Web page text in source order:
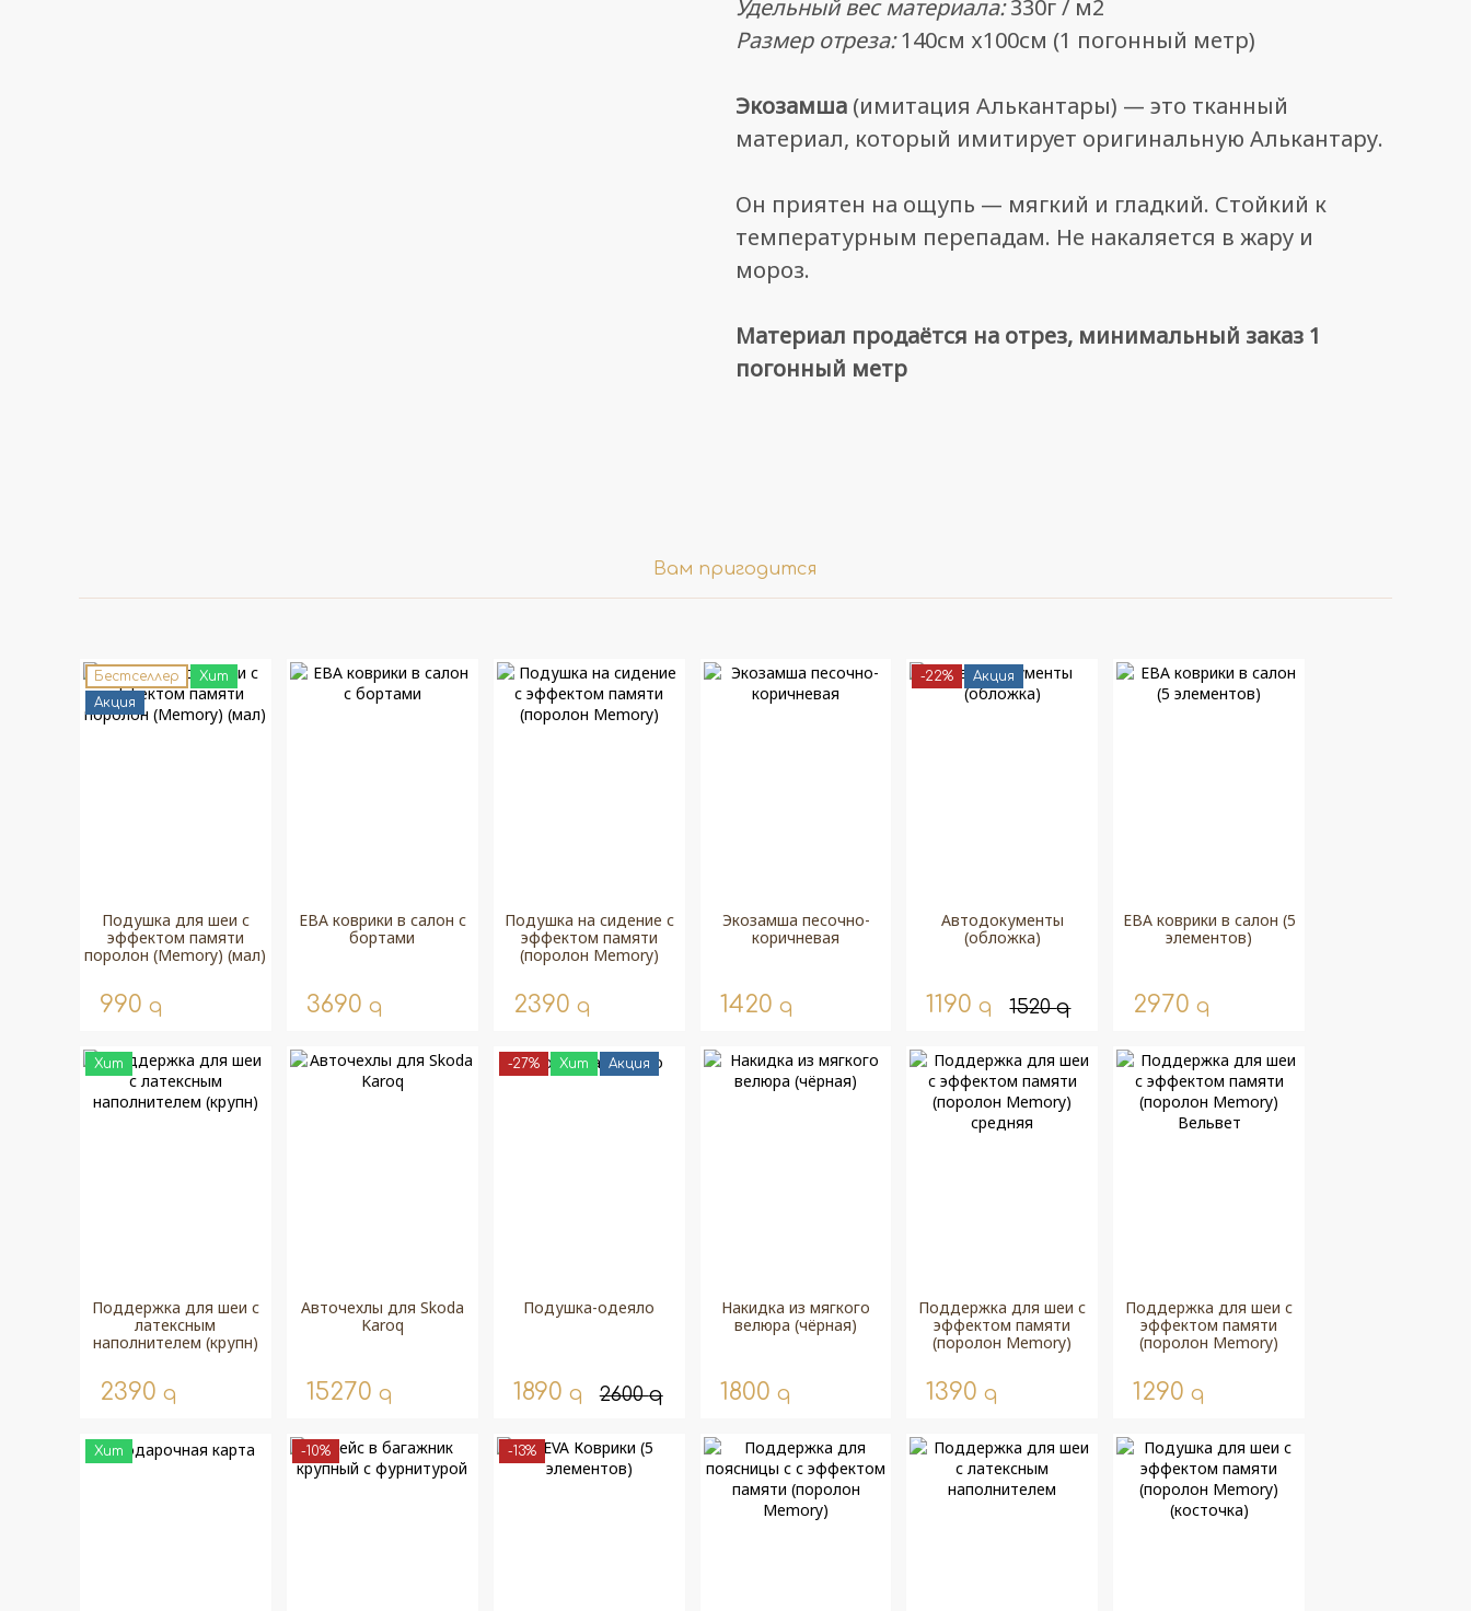
Удельный вес материала:330г / м2
Размер отреза:140см х100см (1 погонный метр)
Экозамша (имитация Алькантары) — это тканный
материал, который имитирует оригинальную Алькантару.
Он приятен на ощупь — мягкий и гладкий. Стойкий к
температурным перепадам. Не накаляется в жару и
мороз.
Материал продаётся на отрез, минимальный заказ 1
погонный метр
Вам пригодится
Бестселлер
Хит
Акция
Подушка для шеи с
эффектом памяти
поролон (Memory) (мал)
990q
ЕВА коврики в салон с
бортами
3690 q
Подушка на сидение с
эффектом памяти
(поролон Memory)
2390 q
Экозамша песочно-
коричневая
1420 q
-22% Акция
Автодокументы
(обложка)
1190q 1520q
ЕВА коврики в салон (5
элементов)
2970q
Хит
Поддержка для шеи с
латексным
наполнителем (крупн)
2390q
Авточехлы для Skoda
Karoq
15270 q
-27% Хит Акция
Подушка-одеяло
1890 q 2600q
Накидка из мягкого
велюра (чёрная)
1800 q
Поддержка для шеи с
эффектом памяти
(поролон Memory)
1390q
Поддержка для шеи с
эффектом памяти
(поролон Memory)
1290q
Хит -10% -13%